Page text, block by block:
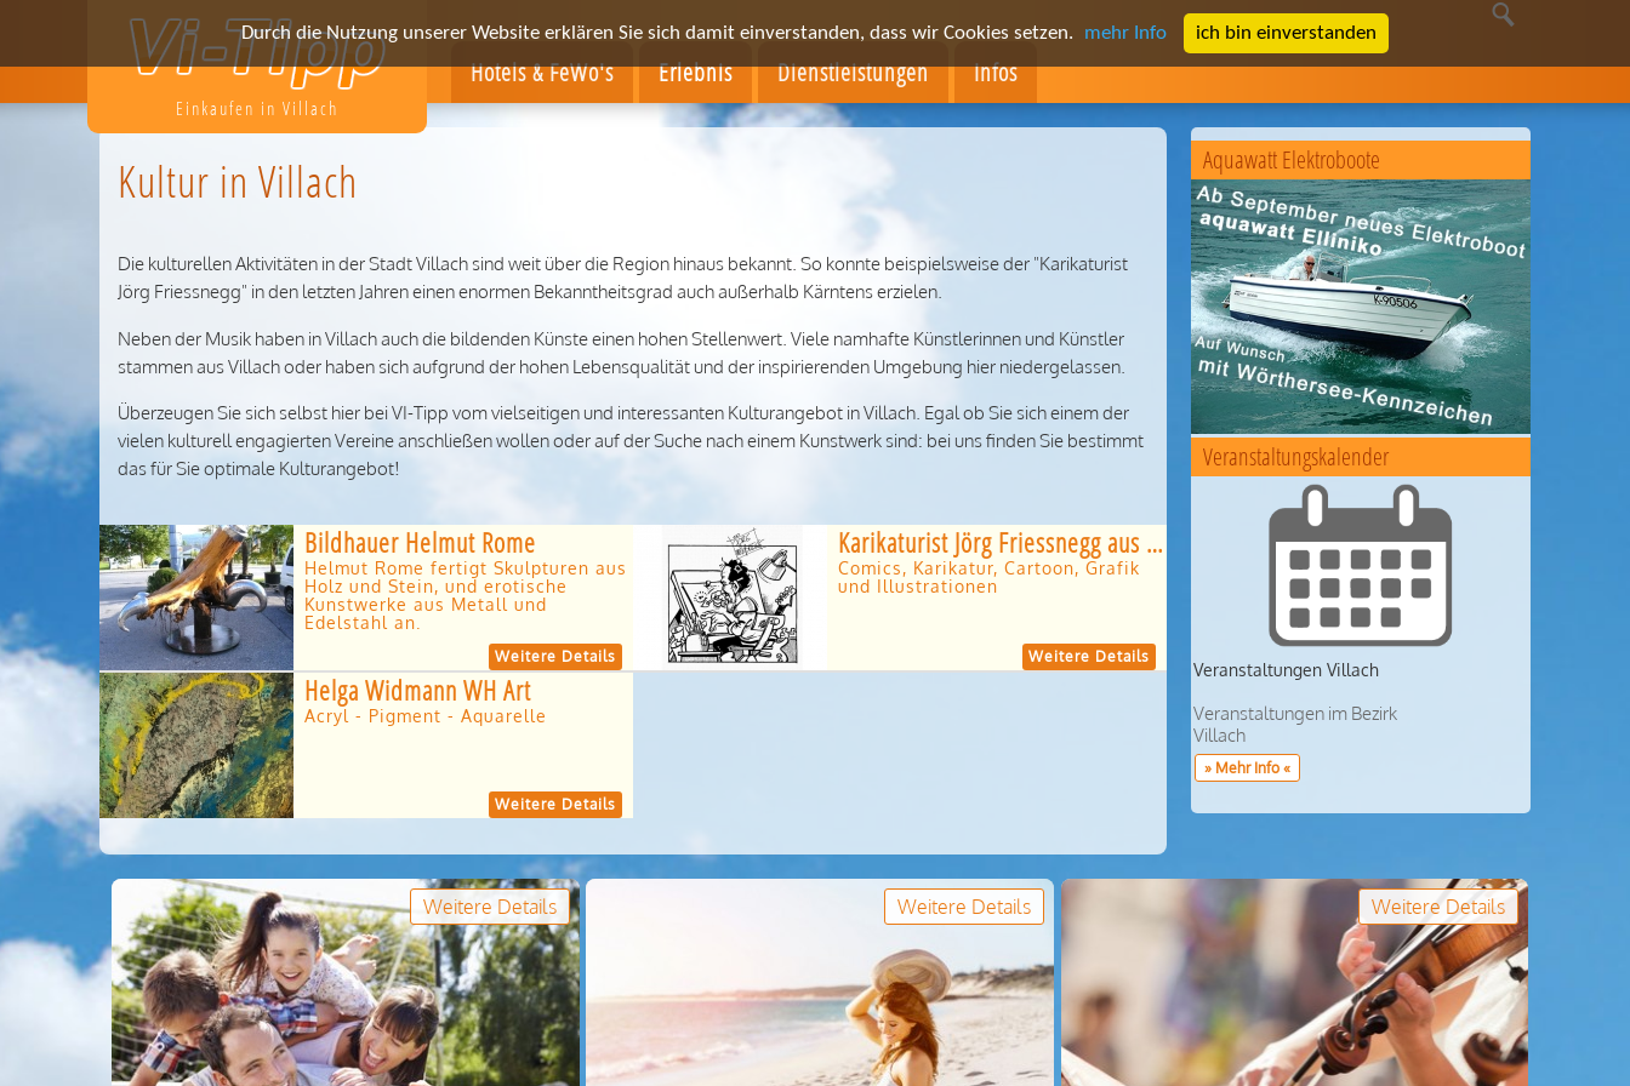
Durch die Nutzung unserer Website erklären Sie sich damit einverstanden, dass wir Cookies setzen. mehr Info ich bin einverstanden
Einkaufen in Villach
Hotels & FeWo's Erlebnis Dienstleistungen Infos
Kultur in Villach
Die kulturellen Aktivitäten in der Stadt Villach sind weit über die Region hinaus bekannt. So konnte beispielsweise der "Karikaturist
Jörg Friessnegg" in den letzten Jahren einen enormen Bekanntheitsgrad auch außerhalb Kärntens erzielen.
Neben der Musik haben in Villach auch die bildenden Künste einen hohen Stellenwert. Viele namhafte Künstlerinnen und Künstler
stammen aus Villach oder haben sich aufgrund der hohen Lebensqualität und der inspirierenden Umgebung hier niedergelassen.
Überzeugen Sie sich selbst hier bei VI-Tipp vom vielseitigen und interessanten Kulturangebot in Villach. Egal ob Sie sich einem der
vielen kulturell engagierten Vereine anschließen wollen oder auf der Suche nach einem Kunstwerk sind: bei uns finden Sie bestimmt
das für Sie optimale Kulturangebot!
Bildhauer Helmut Rome
Helmut Rome fertigt Skulpturen aus
Holz und Stein, und erotische
Kunstwerke aus Metall und
Edelstahl an.
Weitere Details
Karikaturist Jörg Friessnegg aus Villach
Comics, Karikatur, Cartoon, Grafik
und Illustrationen
Weitere Details
Helga Widmann WH Art
Acryl - Pigment - Aquarelle
Weitere Details
Aquawatt Elektroboote
Veranstaltungskalender
Veranstaltungen Villach
Veranstaltungen im Bezirk
Villach
» Mehr Info «
Weitere Details Weitere Details Weitere Details